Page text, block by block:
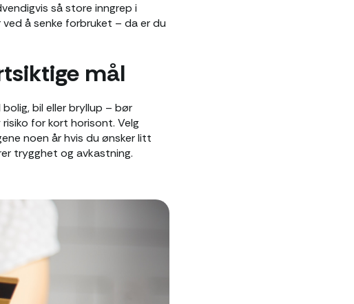
så store inngrep i
å senke forbruket – da er du
mål
bil eller bryllup – bør
for kort horisont. Velg
noen år hvis du ønsker litt
trygghet og avkastning.